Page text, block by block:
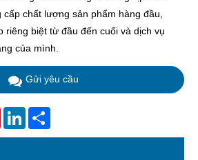
cấp chất lượng sản phẩm hàng đầu,
riêng biệt từ đầu đến cuối và dịch vụ
của mình.
Gửi yêu cầu
PinterestLinkedIn